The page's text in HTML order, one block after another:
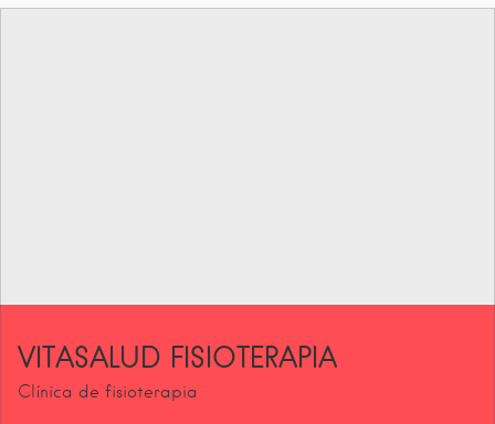
VITASALUD FISIOTERAPIA
Clínica de fisioterapia